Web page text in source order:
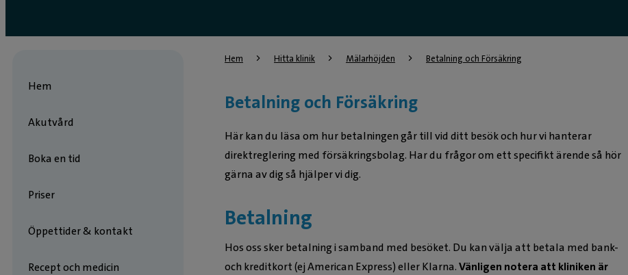
Hem Hitta klinik Mälarhöjden Betalning och Försäkring
Hem
Akutvård
Boka en tid
Priser
Öppettider & kontakt
Recept och medicin
Betalning och Försäkring
Här kan du läsa om hur betalningen går till vid ditt besök och hur vi hanterar
direktreglering med försäkringsbolag. Har du frågor om ett specifikt ärende så hör
gärna av dig så hjälper vi dig.
Betalning
Hos oss sker betalning i samband med besöket. Du kan välja att betala med bank-
och kreditkort (ej American Express) eller Klarna.Vänligen notera att kliniken är